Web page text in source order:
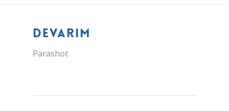
Hit enter to search or ESC to close
Devarim
Parashot